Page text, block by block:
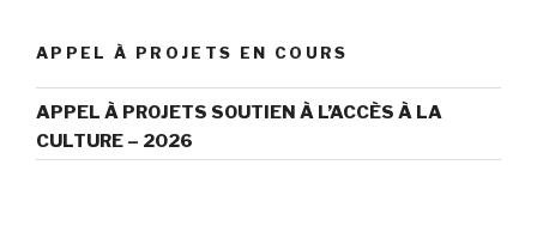
APPEL À PROJETS EN COURS
APPEL À PROJETS SOUTIEN À L’ACCÈS À LA
CULTURE – 2026